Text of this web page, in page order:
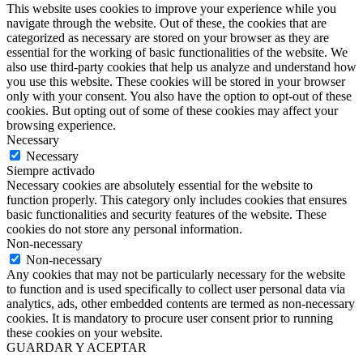
This website uses cookies to improve your experience while you
navigate through the website. Out of these, the cookies that are
categorized as necessary are stored on your browser as they are
essential for the working of basic functionalities of the website. We
also use third-party cookies that help us analyze and understand how
you use this website. These cookies will be stored in your browser
only with your consent. You also have the option to opt-out of these
cookies. But opting out of some of these cookies may affect your
browsing experience.
Necessary
Necessary
Siempre activado
Necessary cookies are absolutely essential for the website to
function properly. This category only includes cookies that ensures
basic functionalities and security features of the website. These
cookies do not store any personal information.
Non-necessary
Non-necessary
Any cookies that may not be particularly necessary for the website
to function and is used specifically to collect user personal data via
analytics, ads, other embedded contents are termed as non-necessary
cookies. It is mandatory to procure user consent prior to running
these cookies on your website.
GUARDAR Y ACEPTAR